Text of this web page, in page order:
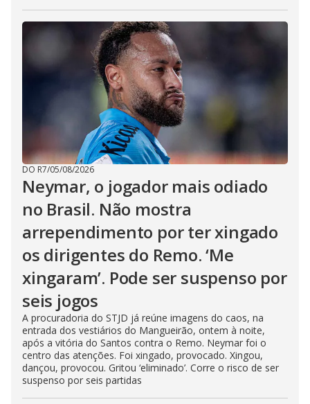
DO R7/05/08/2026
Neymar, o jogador mais odiado
no Brasil. Não mostra
arrependimento por ter xingado
os dirigentes do Remo. ‘Me
xingaram’. Pode ser suspenso por
seis jogos
A procuradoria do STJD já reúne imagens do caos, na
entrada dos vestiários do Mangueirão, ontem à noite,
após a vitória do Santos contra o Remo. Neymar foi o
centro das atenções. Foi xingado, provocado. Xingou,
dançou, provocou. Gritou ‘eliminado’. Corre o risco de ser
suspenso por seis partidas